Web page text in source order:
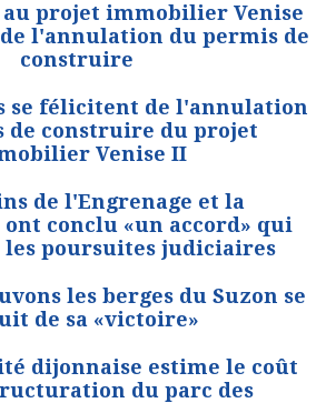
au projet immobilier Venise
l'annulation du permis de
construire
se félicitent de l'annulation
de construire du projet
Venise II
de l'Engrenage et la
conclu «un accord» qui
poursuites judiciaires
les berges du Suzon se
de sa «victoire»
dijonnaise estime le coût
du parc des